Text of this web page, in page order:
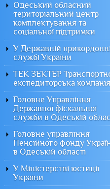
Одеський обласний
територіальний центр
комплектування та
соціальної підтримки
У Державній
службі України
ТЕК ЗЕКТЕР
експедиторська компанія
Головне Управління
Державної фіскальної
служби в Одеській
Головне управління
Пенсійного фонду
в Одеській області
У Міністерстві юстиції
України